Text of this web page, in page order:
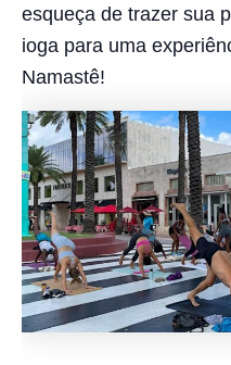
esqueça de trazer sua
ioga para uma
Namastê!